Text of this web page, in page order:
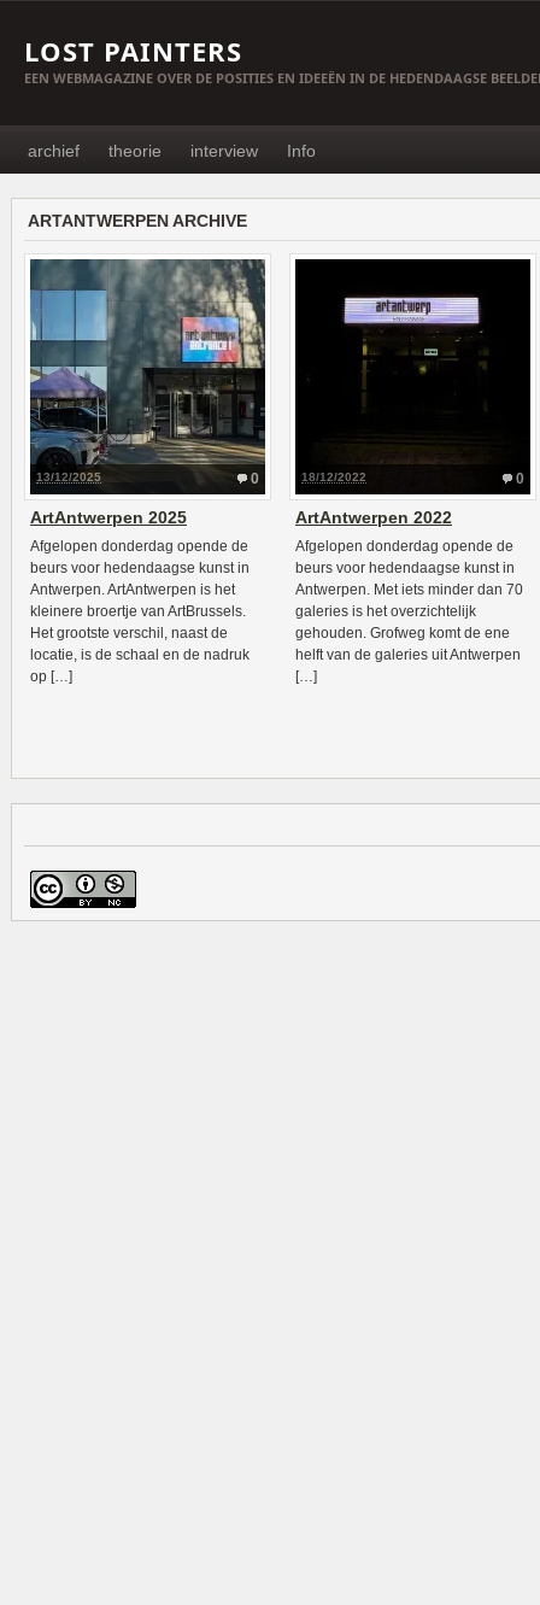
LOST PAINTERS
EEN WEBMAGAZINE OVER DE POSITIES EN IDEEËN IN DE HEDENDAAGSE
archief theorie interview Info
ARTANTWERPEN ARCHIVE
0
13/12/2025
ArtAntwerpen 2025
Afgelopen donderdag opende de
beurs voor hedendaagse kunst in
Antwerpen. ArtAntwerpen is het
kleinere broertje van ArtBrussels.
Het grootste verschil, naast de
locatie, is de schaal en de nadruk
op […]
0
18/12/2022
ArtAntwerpen 2022
Afgelopen donderdag opende de
beurs voor hedendaagse kunst in
Antwerpen. Met iets minder dan 70
galeries is het overzichtelijk
gehouden. Grofweg komt de ene
helft van de galeries uit Antwerpen
[…]